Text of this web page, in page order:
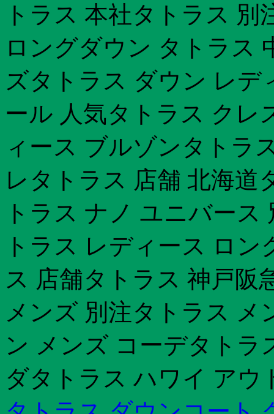
トラス 本社タトラス 別
ロングダウン タトラス
ズタトラス ダウン レ
ール 人気タトラス クレ
ィース ブルゾンタトラ
レタトラス 店舗 北海道
トラス ナノ ユニバー
トラス レディース ロ
ス 店舗タトラス 神戸阪
メンズ 別注タトラス
ン メンズ コーデタトラ
ダタトラス ハワイ アウ